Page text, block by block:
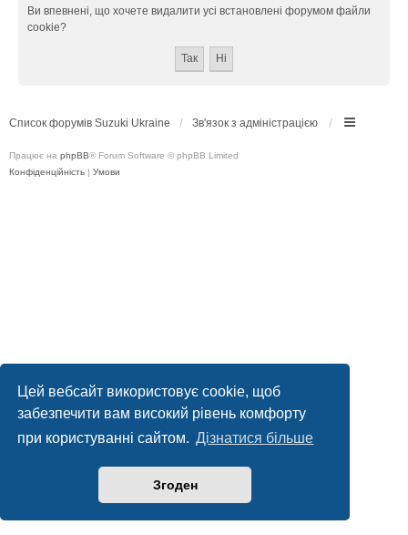
Цей вебсайт використовує cookie, щоб
забезпечити вам високий рівень комфорту
при користуванні сайтом. Дізнатися більше
Згоден
Ви впевнені, що хочете видалити усі встановлені форумом файли
cookie?
Список форумів Suzuki Ukraine Зв'язок з адміністрацією
Працює на phpBB® Forum Software © phpBB Limited
Конфіденційність | Умови